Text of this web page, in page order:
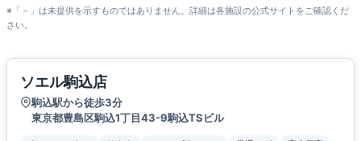
※「－」は未提供を示すものではありません。詳細は各施設の公式サイトをご確認くだ
さい。
ソエル駒込店
駒込駅から徒歩3分
東京都豊島区駒込1丁目43-9駒込TSビル